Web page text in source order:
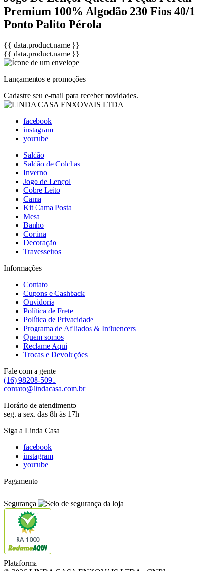
Premium 100% Algodão 230 Fios 40/1
Ponto Palito Pérola
{{ data.product.name }}
{{ data.product.name }}
Lançamentos e promoções
Cadastre seu e-mail para receber novidades.
facebook
instagram
youtube
Saldão
Saldão de Colchas
Inverno
Jogo de Lençol
Cobre Leito
Cama
Kit Cama Posta
Mesa
Banho
Cortina
Decoração
Travesseiros
Informações
Contato
Cupons e Cashback
Ouvidoria
Política de Frete
Política de Privacidade
Programa de Afiliados & Influencers
Quem somos
Reclame Aqui
Trocas e Devoluções
Fale com a gente
(16) 98208-5091
contato@lindacasa.com.br
Horário de atendimento
seg. a sex. das 8h às 17h
Siga a Linda Casa
facebook
instagram
youtube
Pagamento
Segurança
RA 1000
Plataforma